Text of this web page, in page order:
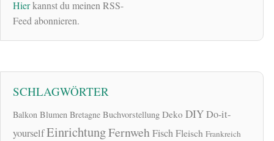
Hierkannst du meinen RSS-
Feed abonnieren.
SCHLAGWÖRTER
Balkon Blumen Bretagne Buchvorstellung Deko DIYDo-it-
yourselfEinrichtungFernwehFischFleisch Frankreich